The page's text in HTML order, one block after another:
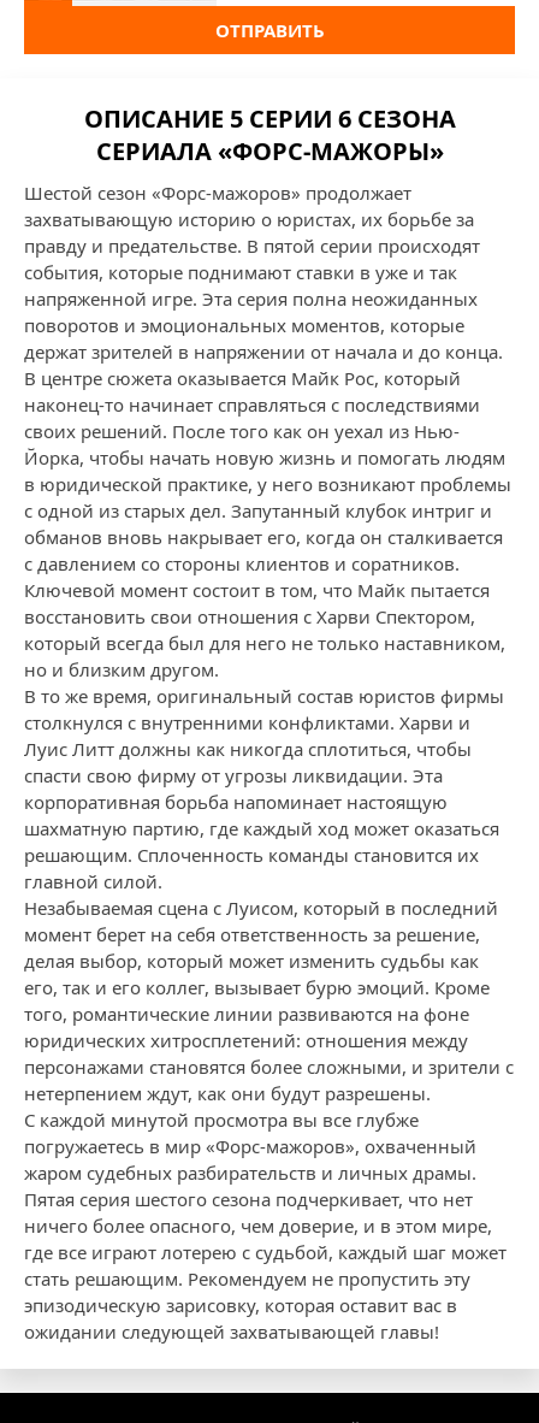
ОТПРАВИТЬ
ОПИСАНИЕ 5 СЕРИИ 6 СЕЗОНА
СЕРИАЛА «ФОРС-МАЖОРЫ»
Шестой сезон «Форс-мажоров» продолжает
захватывающую историю о юристах, их борьбе за
правду и предательстве. В пятой серии происходят
события, которые поднимают ставки в уже и так
напряженной игре. Эта серия полна неожиданных
поворотов и эмоциональных моментов, которые
держат зрителей в напряжении от начала и до конца.
В центре сюжета оказывается Майк Рос, который
наконец-то начинает справляться с последствиями
своих решений. После того как он уехал из Нью-
Йорка, чтобы начать новую жизнь и помогать людям
в юридической практике, у него возникают проблемы
с одной из старых дел. Запутанный клубок интриг и
обманов вновь накрывает его, когда он сталкивается
с давлением со стороны клиентов и соратников.
Ключевой момент состоит в том, что Майк пытается
восстановить свои отношения с Харви Спектором,
который всегда был для него не только наставником,
но и близким другом.
В то же время, оригинальный состав юристов фирмы
столкнулся с внутренними конфликтами. Харви и
Луис Литт должны как никогда сплотиться, чтобы
спасти свою фирму от угрозы ликвидации. Эта
корпоративная борьба напоминает настоящую
шахматную партию, где каждый ход может оказаться
решающим. Сплоченность команды становится их
главной силой.
Незабываемая сцена с Луисом, который в последний
момент берет на себя ответственность за решение,
делая выбор, который может изменить судьбы как
его, так и его коллег, вызывает бурю эмоций. Кроме
того, романтические линии развиваются на фоне
юридических хитросплетений: отношения между
персонажами становятся более сложными, и зрители с
нетерпением ждут, как они будут разрешены.
С каждой минутой просмотра вы все глубже
погружаетесь в мир «Форс-мажоров», охваченный
жаром судебных разбирательств и личных драмы.
Пятая серия шестого сезона подчеркивает, что нет
ничего более опасного, чем доверие, и в этом мире,
где все играют лотерею с судьбой, каждый шаг может
стать решающим. Рекомендуем не пропустить эту
эпизодическую зарисовку, которая оставит вас в
ожидании следующей захватывающей главы!